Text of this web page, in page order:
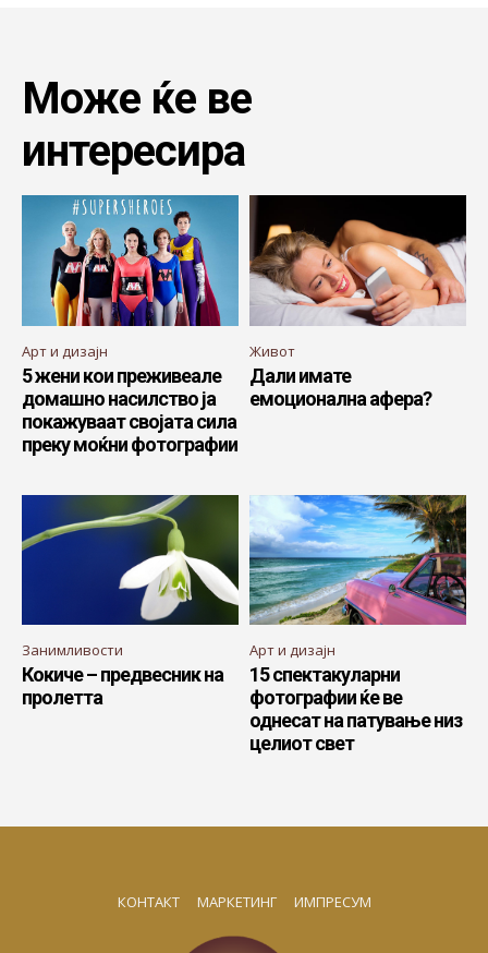
Може ќе ве
интересира
Арт и дизајн
5 жени кои преживеале
домашно насилство ја
покажуваат својата сила
преку моќни фотографии
Живот
Дали имате
емоционална афера?
Занимливости
Кокиче – предвесник на
пролетта
Арт и дизајн
15 спектакуларни
фотографии ќе ве
однесат на патување низ
целиот свет
КОНТАКТ МАРКЕТИНГ ИМПРЕСУМ